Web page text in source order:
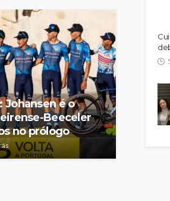
Johansen é o
Beeceler
no prólogo